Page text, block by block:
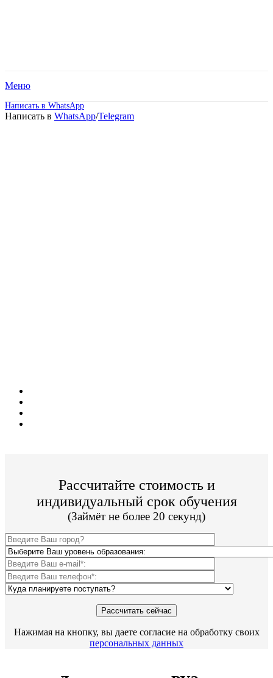
Меню
Написать в WhatsApp
Написать в WhatsApp/Telegram
Рассчитайте стоимость и
индивидуальный срок обучения
(Займёт не более 20 секунд)
Нажимая на кнопку, вы даете согласие на обработку своих
персональных данных